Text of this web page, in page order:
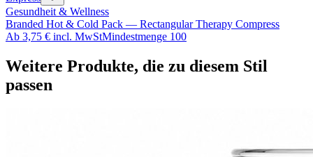
Gesundheit & Wellness
Branded Hot & Cold Pack — Rectangular Therapy Compress
Ab 3,75 € incl. MwStMindestmenge 100
Weitere Produkte, die zu diesem Stil
passen